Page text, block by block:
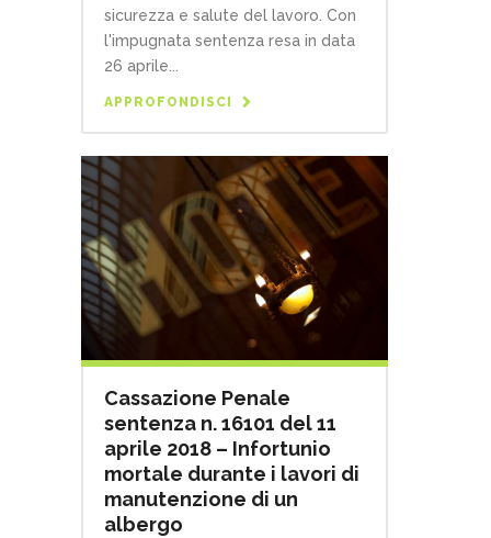
sicurezza e salute del lavoro. Con
l'impugnata sentenza resa in data
26 aprile...
APPROFONDISCI
Cassazione Penale
sentenza n. 16101 del 11
aprile 2018 – Infortunio
mortale durante i lavori di
manutenzione di un
albergo